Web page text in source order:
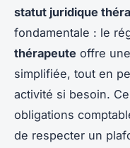
statut juridique
fondamentale : le
thérapeute offre
simplifiée, tout en
activité si besoin.
obligations
de respecter un